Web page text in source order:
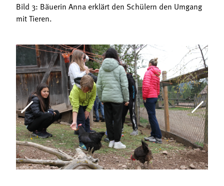
Bild 3: Bäuerin Anna erklärt den Schülern den Umgang
mit Tieren.